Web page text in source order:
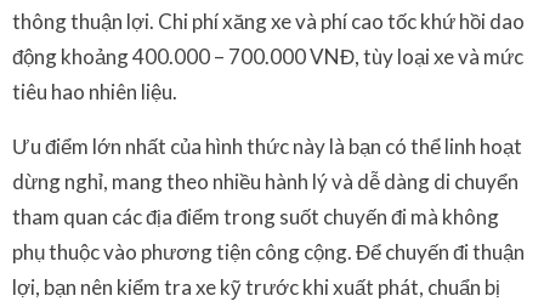
thông thuận lợi. Chi phí xăng xe và phí cao tốc khứ hồi dao
động khoảng 400.000 – 700.000 VNĐ, tùy loại xe và mức
tiêu hao nhiên liệu.
Ưu điểm lớn nhất của hình thức này là bạn có thể linh hoạt
dừng nghỉ, mang theo nhiều hành lý và dễ dàng di chuyển
tham quan các địa điểm trong suốt chuyến đi mà không
phụ thuộc vào phương tiện công cộng. Để chuyến đi thuận
lợi, bạn nên kiểm tra xe kỹ trước khi xuất phát, chuẩn bị